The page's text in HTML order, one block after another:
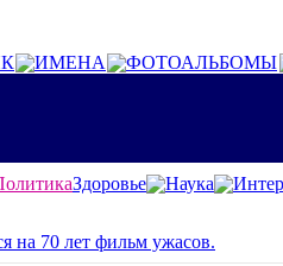
ИМЕНА ФОТОАЛЬБОМЫ
Здоровье Наука
на 70 лет фильм ужасов.